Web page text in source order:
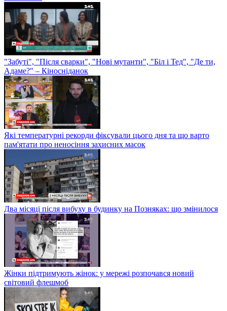
"Забуті", "Після сварки", "Нові мутанти", "Біл і Тед", "Де ти,
Адаме?" – Кіносніданок
Які температурні рекорди фіксували цього дня та що варто
пам'ятати про неносіння захисних масок
Два місяці після вибуху в будинку на Позняках: що змінилося
Жінки підтримують жінок: у мережі розпочався новий
світовий флешмоб